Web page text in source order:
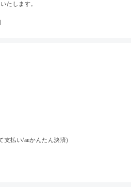
たします。
支払い/auかんたん決済)